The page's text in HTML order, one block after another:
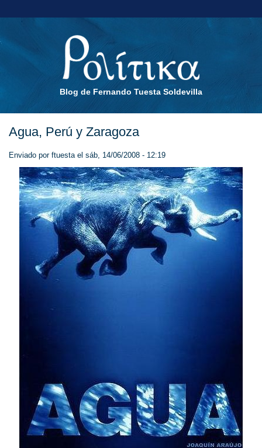
Blog de Fernando Tuesta Soldevilla
Agua, Perú y Zaragoza
Enviado por ftuestael sáb, 14/06/2008 - 12:19